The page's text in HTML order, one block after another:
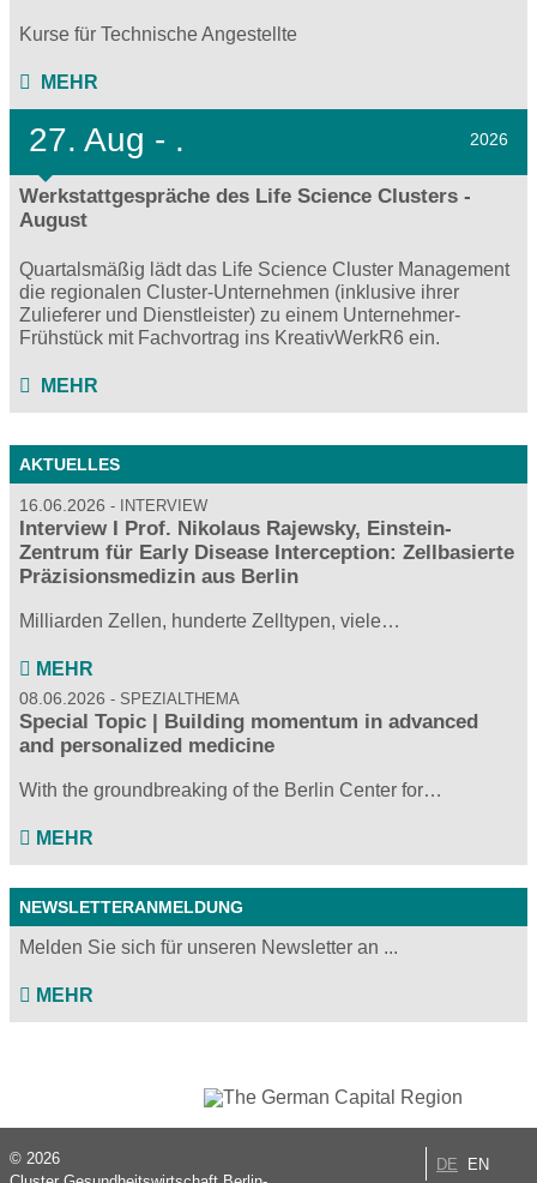
Kurse für Technische Angestellte
MEHR
27. Aug - . 2026
Werkstattgespräche des Life Science Clusters -
August
Quartalsmäßig lädt das Life Science Cluster Management
die regionalen Cluster-Unternehmen (inklusive ihrer
Zulieferer und Dienstleister) zu einem Unternehmer-
Frühstück mit Fachvortrag ins KreativWerkR6 ein.
MEHR
AKTUELLES
16.06.2026 INTERVIEW
Interview I Prof. Nikolaus Rajewsky, Einstein-
Zentrum für Early Disease Interception: Zellbasierte
Präzisionsmedizin aus Berlin
Milliarden Zellen, hunderte Zelltypen, viele…
MEHR
08.06.2026 SPEZIALTHEMA
Special Topic | Building momentum in advanced
and personalized medicine
With the groundbreaking of the Berlin Center for…
MEHR
NEWSLETTERANMELDUNG
Melden Sie sich für unseren Newsletter an ...
MEHR
DE EN
© 2026